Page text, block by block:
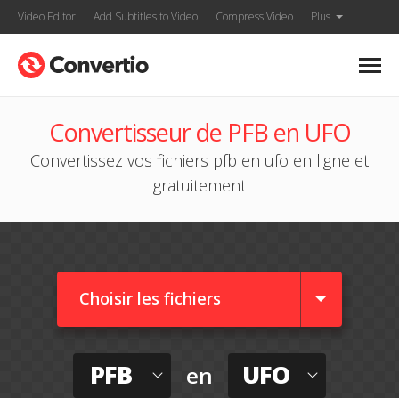
Video Editor Add Subtitles to Video Compress Video Plus
Convertisseur de PFB en UFO
Convertissez vos fichiers pfb en ufo en ligne et
gratuitement
Choisir les fichiers
PFB en UFO